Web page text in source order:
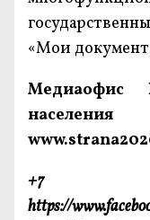
«Мои
Медиаофис
населения
+7
https://